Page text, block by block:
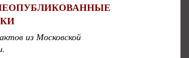
из Московской